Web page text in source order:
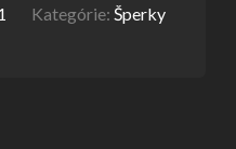
Kategórie: Šperky